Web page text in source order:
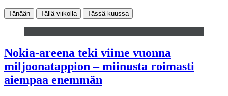
Tänään Tällä viikolla Tässä kuussa
Nokia-areena teki viime vuonna
miljoonatappion – miinusta roimasti
aiempaa enemmän